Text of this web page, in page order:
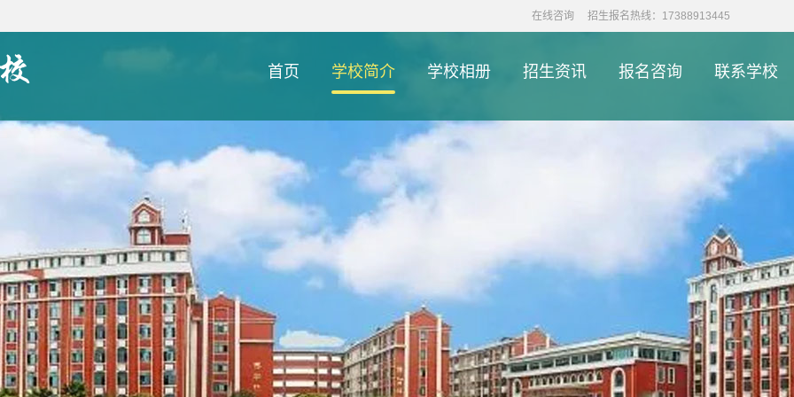
在线咨询 招生报名热线：17388913445
首页 学校简介 学校相册 招生资讯 报名咨询 联系学校